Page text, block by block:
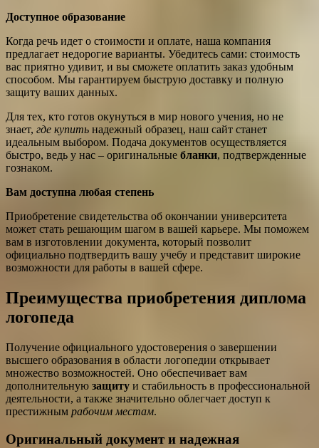
Доступное образование
Когда речь идет о стоимости и оплате, наша компания
предлагает недорогие варианты. Убедитесь сами: стоимость
вас приятно удивит, и вы сможете оплатить заказ удобным
способом. Мы гарантируем быструю доставку и полную
защиту ваших данных.
Для тех, кто готов окунуться в мир нового учения, но не
знает, где купить надежный образец, наш сайт станет
идеальным выбором. Подача документов осуществляется
быстро, ведь у нас – оригинальные бланки, подтвержденные
гознаком.
Вам доступна любая степень
Приобретение свидетельства об окончании университета
может стать решающим шагом в вашей карьере. Мы поможем
вам в изготовлении документа, который позволит
официально подтвердить вашу учебу и представит широкие
возможности для работы в вашей сфере.
Преимущества приобретения диплома
логопеда
Получение официального удостоверения о завершении
высшего образования в области логопедии открывает
множество возможностей. Оно обеспечивает вам
дополнительную защиту и стабильность в профессиональной
деятельности, а также значительно облегчает доступ к
престижным рабочим местам.
Оригинальный документ и надежная